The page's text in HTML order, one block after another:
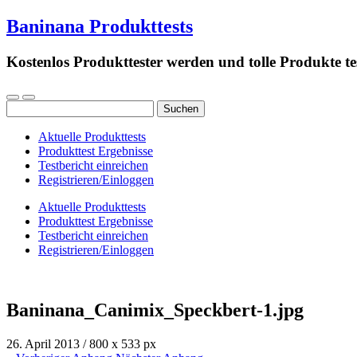
Baninana Produkttests
Kostenlos Produkttester werden und tolle Produkte
nach:
Aktuelle Produkttests
Produkttest Ergebnisse
Testbericht einreichen
Registrieren/Einloggen
Aktuelle Produkttests
Produkttest Ergebnisse
Testbericht einreichen
Registrieren/Einloggen
Baninana_Canimix_Speckbert-1.jpg
26. April 2013 /800 x 533 px